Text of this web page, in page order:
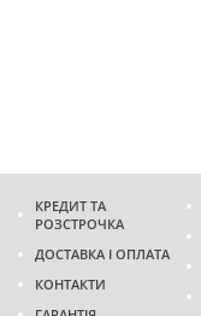
КРЕДИТ ТА
РОЗСТРОЧКА
ДОСТАВКА І ОПЛАТА
КОНТАКТИ